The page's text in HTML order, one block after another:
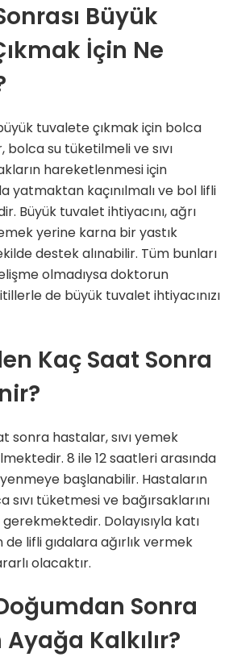
Büyük
İçin Ne
tuvalete çıkmak için bolca
su tüketilmeli ve sıvı
hareketlenmesi için
yatmaktan kaçınılmalı ve bol lifli
Büyük tuvalet ihtiyacını, ağrı
yerine karna bir yastık
destek alınabilir. Tüm bunları
olmadıysa doktorun
de büyük tuvalet ihtiyacınızı
Kaç Saat Sonra
sonra hastalar, sıvı yemek
8 ile 12 saatleri arasında
başlanabilir. Hastaların
tüketmesi ve bağırsaklarını
Dolayısıyla katı
lifli gıdalara ağırlık vermek
olacaktır.
Sonra
Kalkılır?